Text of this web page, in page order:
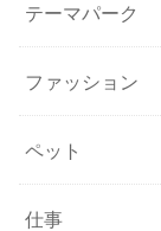
テーマパーク
ファッション
ペット
仕事